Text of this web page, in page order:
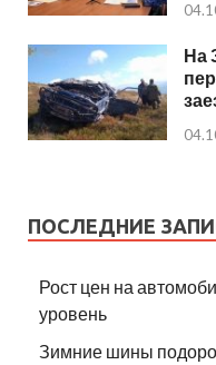
На
ПОСЛЕДНИЕ
Рост цен на
уровень
Зимние шины